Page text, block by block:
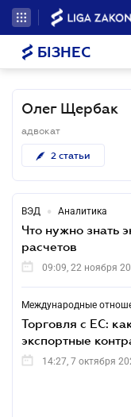
БІЗНЕС
Олег Щербак
адвокат
2 статьи
ВЭД • Аналитика
Что нужно знать
расчетов
09:09, 22 ноября
Международные
Торговля с ЕС:
экспортные
14:27, 7 октября